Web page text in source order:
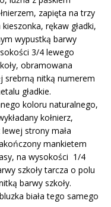
zapięta na trzy
rękaw gładki,
wypustką barwy
3/4 lewego
obramowana
srebrną nitką numerem
gładkie.
koloru naturalnego,
kołnierz,
strony mała
mankietem
na wysokości 1/4
szkoły tarcza o polu
barwy szkoły.
biała tego samego